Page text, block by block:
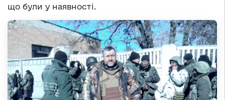
що були у наявності.